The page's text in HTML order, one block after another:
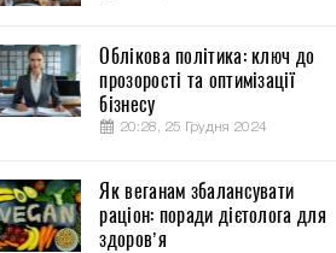
Облікова політика: ключ до
прозорості та оптимізації
бізнесу
20:28, 25 Грудня 2024
Як веганам збалансувати
раціон: поради дієтолога для
здоров’я